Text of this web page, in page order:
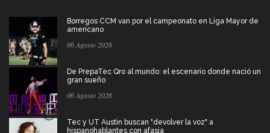
Borregos CCM van por el campeonato en Liga Mayor de
americano
06 Agosto 2026
De PrepaTec Qro al mundo: el escenario donde nació un
gran sueño
06 Agosto 2026
Tec y UT Austin buscan "devolver la voz" a
hispanohablantes con afasia